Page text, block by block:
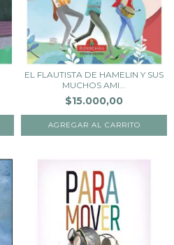
EL FLAUTISTA DE HAMELIN Y SUS
MUCHOS AMI...
$15.000,00